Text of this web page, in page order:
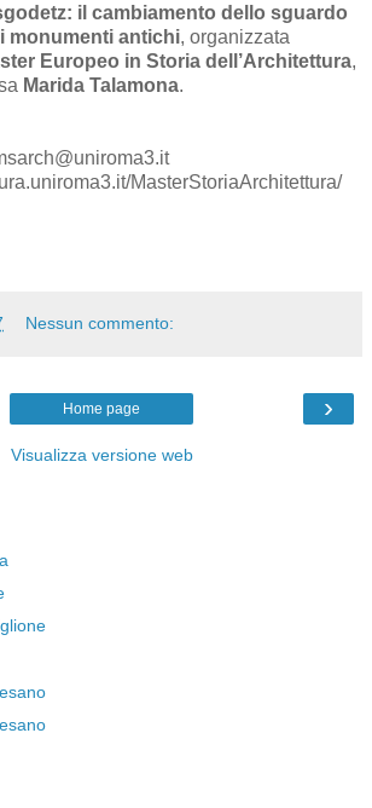
il cambiamento dello sguardo
monumenti antichi, organizzata
Europeo in Storia dell’Architettura,
Marida Talamona.
MasterStoriaArchitettura/
Nessun commento:
›
Home page
Visualizza versione web